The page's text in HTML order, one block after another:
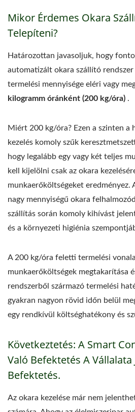
Mikor Érdemes Okara
Telepíteni?
Határozottan javasoljuk, hogy
automatizált okara szállító
termelési mennyisége eléri vagy
kilogramm óránként (200 kg/óra) .
Miért 200 kg/óra? Ezen a szinten a
kezelés komoly szűk
hogy legalább egy vagy két teljes
kell kijelölni csak az okara
munkaerőköltségeket eredményez.
nagy mennyiségű okara
szállítás során komoly kihívást
és a környezeti higiénia
A 200 kg/óra feletti termelési
munkaerőköltségek megtakarítása
rendszerből származó termelési
gyakran nagyon rövid időn belül
egy rendkívül költséghatékony és
Következtetés: A Smart
Való Befektetés A Vállalata
Befektetés.
Az okara kezelése már nem